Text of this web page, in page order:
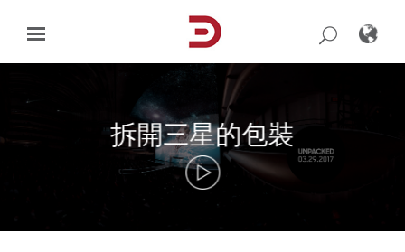
content
拆開三星的包裝